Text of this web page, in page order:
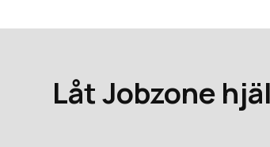
Låt Jobzone